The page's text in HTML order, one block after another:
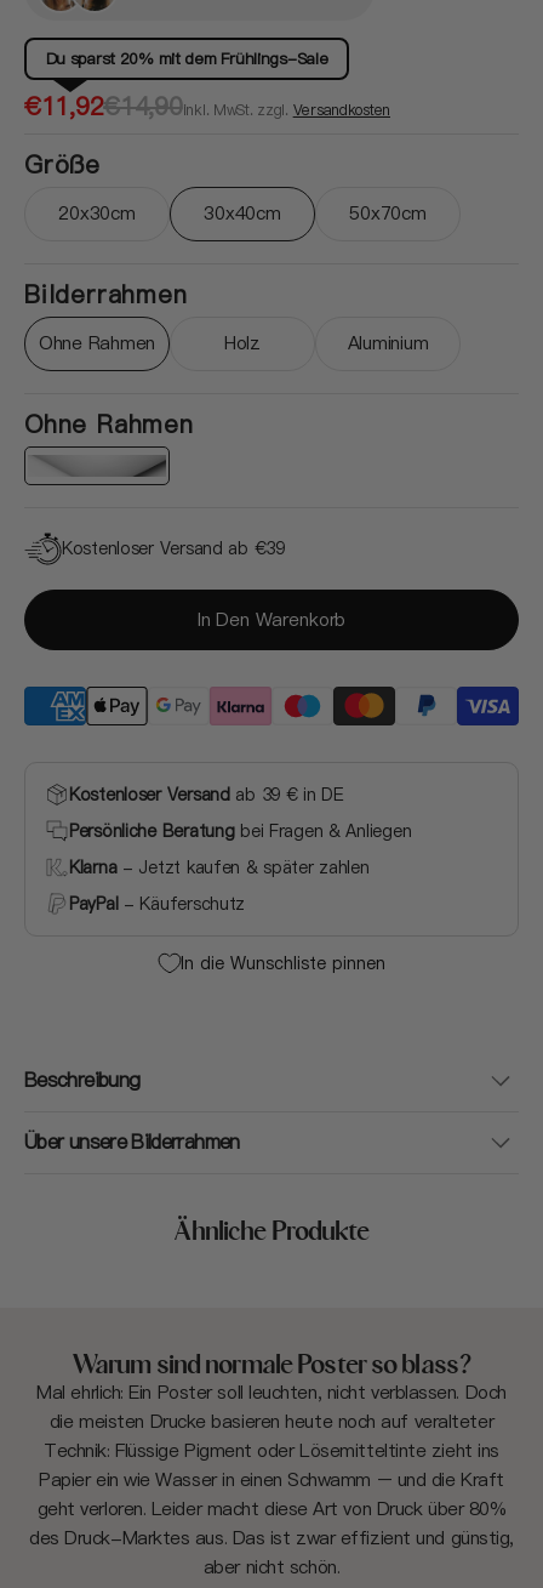
Du sparst 20% mit dem Frühlings-Sale
Verkaufspreis
€11,92
Normaler€14,90inkl. MwSt. zzgl. Versandkosten
Größe
20x30cmVariante ausverkauft oder nicht verfügbar
30x40cmVariante ausverkauft oder nicht
50x70cm
Variante
Bilderrahmen
Ohne RahmenVariante ausverkauft oder nicht verfügbar
HolzVariante ausverkauft oder nicht
Aluminium
Variante
Ohne Rahmen
Kostenloser Versand ab €39
In Den Warenkorb
Kostenloser Versandab 39 € in DE
Persönliche Beratungbei Fragen & Anliegen
Klarna- Jetzt kaufen & später zahlen
PayPal- Käuferschutz
In die Wunschliste pinnen
Beschreibung
Über unsere Bilderrahmen
Ähnliche Produkte
Warum sind normale Poster so blass?
Mal ehrlich: Ein Poster soll leuchten, nicht verblassen. Doch
die meisten Drucke basieren heute noch auf veralteter
Technik: Flüssige Pigment oder Lösemitteltinte zieht ins
Papier ein wie Wasser in einen Schwamm – und die Kraft
geht verloren. Leider macht diese Art von Druck über 80%
des Druck-Marktes aus. Das ist zwar effizient und günstig,
aber nicht schön.